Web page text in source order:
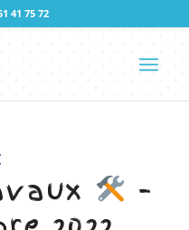
41 75 72
–